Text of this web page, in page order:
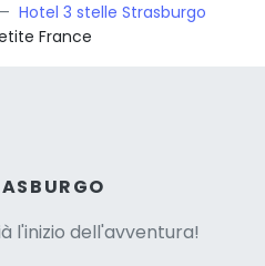
Hotel 3 stelle Strasburgo
France
l'inizio dell'avventura!